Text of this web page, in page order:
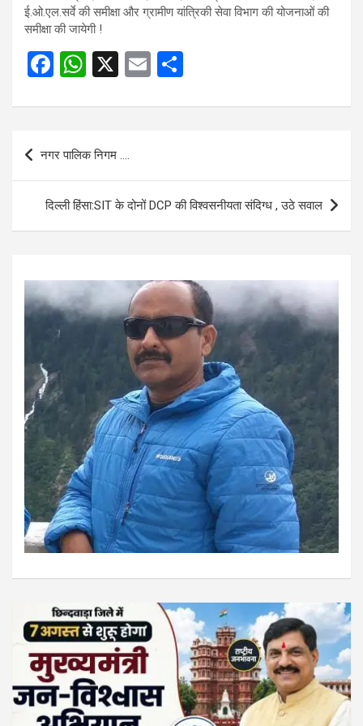
ई.ओ.एल.सर्वे की समीक्षा और ग्रामीण यांत्रिकी सेवा विभाग की योजनाओं की
समीक्षा की जायेगी !
F
ce
o
o
k
W
at
s
A
p
p
X
E
ail ar
Post
navigation
नगर पालिक निगम ….
दिल्ली हिंसा:SIT के दोनों DCP की विश्वसनीयता संदिग्ध , उठे सवाल